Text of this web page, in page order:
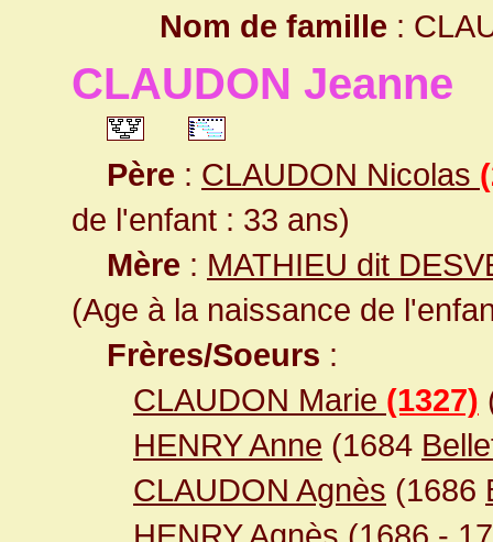
Nom de famille :
CLAUDON Jeanne
Père : CLAUDON Nicolas
de l'enfant : 33 ans)
Mère : MATHIEU dit
(Age à la naissance de
Frères/Soeurs :
CLAUDON Marie (1327)
HENRY Anne (1684
CLAUDON Agnès (1686